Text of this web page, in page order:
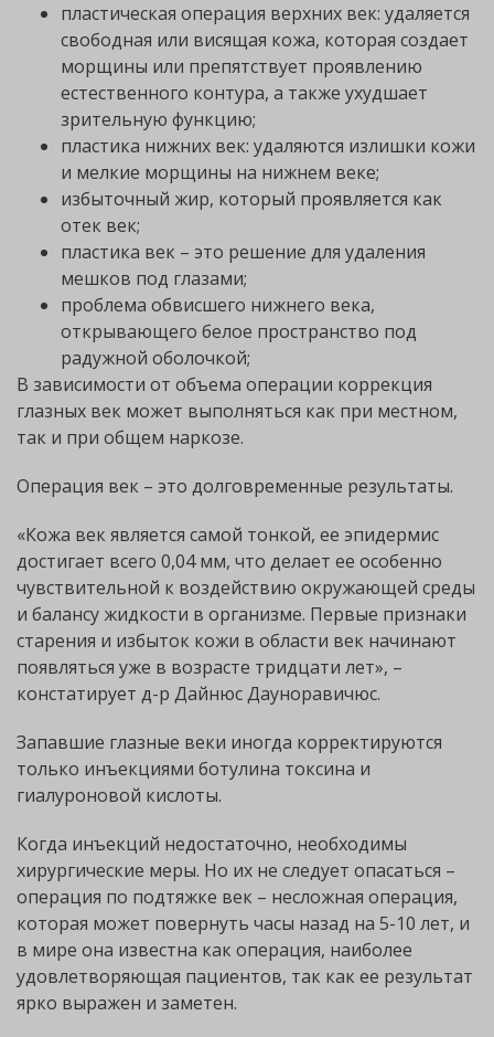
пластическая операция верхних век: удаляется
свободная или висящая кожа, которая создает
морщины или препятствует проявлению
естественного контура, а также ухудшает
зрительную функцию;
пластика нижних век: удаляются излишки кожи
и мелкие морщины на нижнем веке;
избыточный жир, который проявляется как
отек век;
пластика век – это решение для удаления
мешков под глазами;
проблема обвисшего нижнего века,
открывающего белое пространство под
радужной оболочкой;
В зависимости от объема операции коррекция
глазных век может выполняться как при местном,
так и при общем наркозе.
Операция век – это долговременные результаты.
«Кожа век является самой тонкой, ее эпидермис
достигает всего 0,04 мм, что делает ее особенно
чувствительной к воздействию окружающей среды
и балансу жидкости в организме. Первые признаки
старения и избыток кожи в области век начинают
появляться уже в возрасте тридцати лет», –
констатирует д-р Дайнюс Дауноравичюс.
Запавшие глазные веки иногда корректируются
только инъекциями ботулина токсина и
гиалуроновой кислоты.
Когда инъекций недостаточно, необходимы
хирургические меры. Но их не следует опасаться –
операция по подтяжке век – несложная операция,
которая может повернуть часы назад на 5-10 лет, и
в мире она известна как операция, наиболее
удовлетворяющая пациентов, так как ее результат
ярко выражен и заметен.